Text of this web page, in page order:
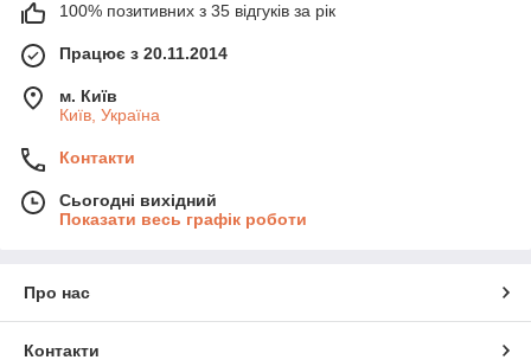
100% позитивних з 35 відгуків за рік
Працює з 20.11.2014
м. Київ
Київ, Україна
Контакти
Сьогодні вихідний
Показати весь графік роботи
Про нас
Контакти